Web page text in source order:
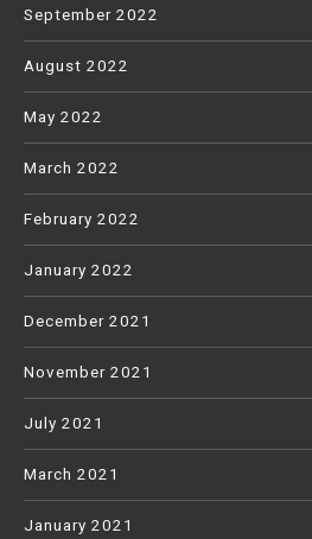
September 2022
August 2022
May 2022
March 2022
February 2022
January 2022
December 2021
November 2021
July 2021
March 2021
January 2021